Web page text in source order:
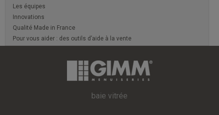
Les équipes
Innovations
Qualité Made in France
Pour vous aider : des outils d’aide à la vente
baie vitrée